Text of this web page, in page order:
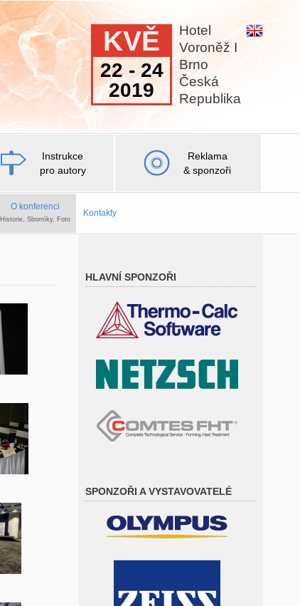
Hotel
Voroněž I
Brno
Česká
Republika
KVĚ
22 - 24
2019
Instrukce
pro autory
Reklama
& sponzoři
O konferenci
Historie, Sborníky, Foto
Kontakty
HLAVNÍ SPONZOŘI
SPONZOŘI A VYSTAVOVATELÉ